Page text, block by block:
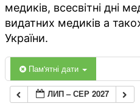
медиків, всесвітні дні
видатних медиків а
України.
Пам'ятні дати
ЛИП – СЕР 2027